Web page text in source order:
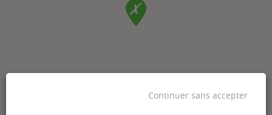
Continuer sans accepter